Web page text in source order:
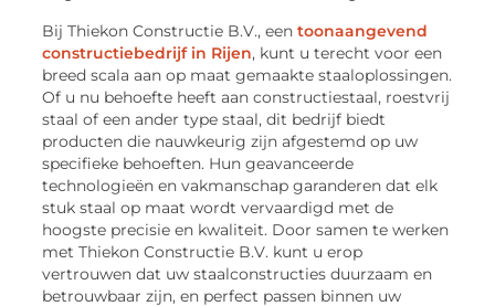
Bij Thiekon Constructie B.V., eentoonaangevend
constructiebedrijf in Rijen, kunt u terecht voor een
breed scala aan op maat gemaakte staaloplossingen.
Of u nu behoefte heeft aan constructiestaal, roestvrij
staal of een ander type staal, dit bedrijf biedt
producten die nauwkeurig zijn afgestemd op uw
specifieke behoeften. Hun geavanceerde
technologieën en vakmanschap garanderen dat elk
stuk staal op maat wordt vervaardigd met de
hoogste precisie en kwaliteit. Door samen te werken
met Thiekon Constructie B.V. kunt u erop
vertrouwen dat uw staalconstructies duurzaam en
betrouwbaar zijn, en perfect passen binnen uw